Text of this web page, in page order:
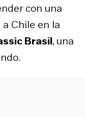
con una
Chile en la
Brasil, una